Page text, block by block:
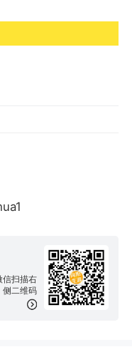
信扫描右
侧二维码